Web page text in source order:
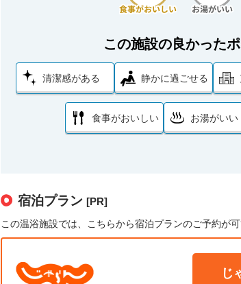
この施設の良かった
清潔感がある 静かに過ごせる
食事がおいしい お湯がいい
宿泊プラン [PR]
この温浴施設では、こちらから宿泊プランのご予約が可
じ